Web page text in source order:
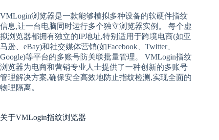
VMLogin浏览器是一款能够模拟多种设备的软硬件指纹
信息,让一台电脑同时运行多个独立浏览器实例。 每个虚
拟浏览器都拥有独立的IP地址,特别适用于跨境电商(如亚
马逊、eBay)和社交媒体营销(如Facebook、Twitter、
Google)等平台的多账号防关联批量管理。 VMLogin指纹
浏览器为电商和营销专业人士提供了一种创新的多账号
管理解决方案,确保安全高效地防止指纹检测,实现全面的
物理隔离。
关于VMLogin指纹浏览器